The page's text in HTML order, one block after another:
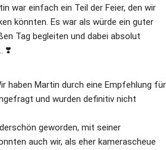
war einfach ein Teil der Feier, den wir
könnten. Es war als würde ein guter
Tag begleiten und dabei absolut
❣️
haben Martin durch eine Empfehlung für
und wurden definitiv nicht
geworden, mit seiner
auch wir, als eher kamerascheue